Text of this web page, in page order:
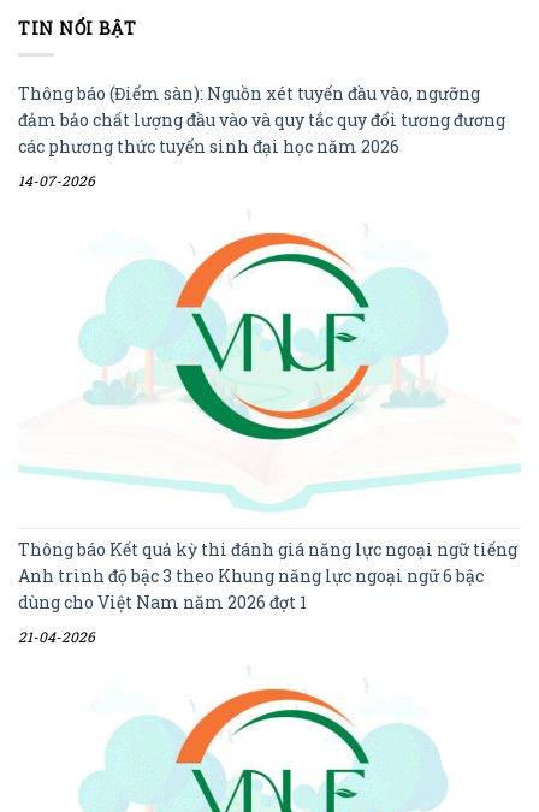
TIN NỔI BẬT
Thông báo (Điểm sàn): Nguồn xét tuyển đầu vào, ngưỡng
đảm bảo chất lượng đầu vào và quy tắc quy đổi tương đương
các phương thức tuyển sinh đại học năm 2026
14-07-2026
Thông báo Kết quả kỳ thi đánh giá năng lực ngoại ngữ tiếng
Anh trình độ bậc 3 theo Khung năng lực ngoại ngữ 6 bậc
dùng cho Việt Nam năm 2026 đợt 1
21-04-2026